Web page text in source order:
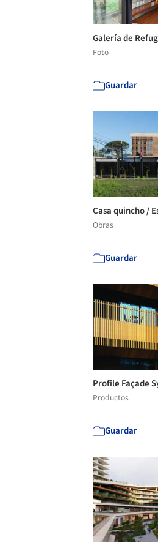
Galería de
Foto
Guardar
Casa quincho /
Obras
Guardar
Profile Façade
Productos
Guardar